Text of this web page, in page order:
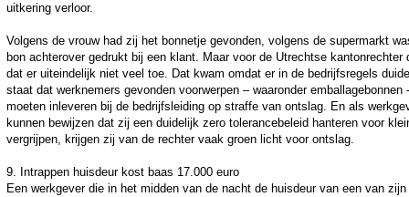
uitkering verloor.
Volgens de vrouw had zij het bonnetje gevonden, volgens de supermarkt
bon achterover gedrukt bij een klant. Maar voor de Utrechtse kantonrechter
dat er uiteindelijk niet veel toe. Dat kwam omdat er in de bedrijfsregels
staat dat werknemers gevonden voorwerpen – waaronder emballagebonnen -
moeten inleveren bij de bedrijfsleiding op straffe van ontslag. En als
kunnen bewijzen dat zij een duidelijk zero tolerancebeleid hanteren voor
vergrijpen, krijgen zij van de rechter vaak groen licht voor ontslag.
9. Intrappen huisdeur kost baas 17.000 euro
Een werkgever die in het midden van de nacht de huisdeur van een van zijn